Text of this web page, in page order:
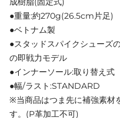
●重量:約270g(26.5cm片足)
●ベトナム製
●スタッドスパイクシューズ
の即戦力モデル
●インナーソール:取り替え式
●幅/ラスト:STANDARD
※当商品はつま先に補強素材
す。(P革加工不可)